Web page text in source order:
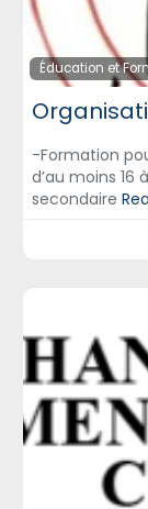
Éducation et
-Formation
d’au moins 16
secondaire